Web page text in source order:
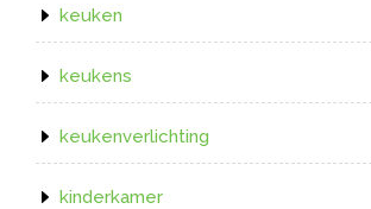
keuken
keukens
keukenverlichting
kinderkamer